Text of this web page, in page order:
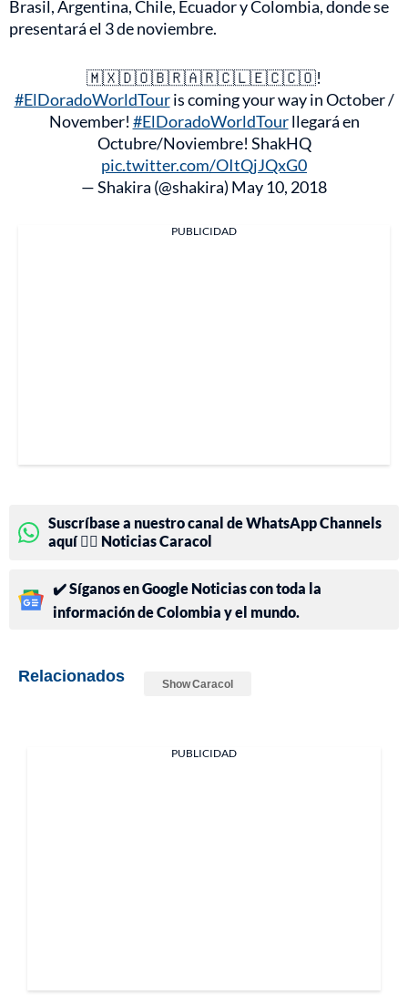
Brasil, Argentina, Chile, Ecuador y Colombia, donde se
presentará el 3 de noviembre.
🇲🇽🇩🇴🇧🇷🇦🇷🇨🇱🇪🇨🇨🇴!
#ElDoradoWorldTouris coming your way in October /
November! #ElDoradoWorldTourllegará en
Octubre/Noviembre! ShakHQ
pic.twitter.com/OItQjJQxG0
— Shakira (@shakira) May 10, 2018
PUBLICIDAD
Suscríbase a nuestro canal de WhatsApp Channels
aquí 👉🏻 Noticias Caracol
✔️ Síganos en Google Noticias con toda la
información de Colombia y el mundo.
Relacionados Show Caracol
PUBLICIDAD